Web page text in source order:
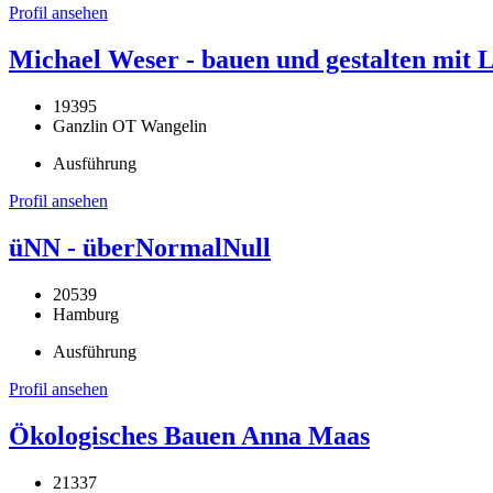
Profil ansehen
Michael Weser - bauen und gestalten mit
19395
Ganzlin OT Wangelin
Ausführung
Profil ansehen
üNN - überNormalNull
20539
Hamburg
Ausführung
Profil ansehen
Ökologisches Bauen Anna Maas
21337